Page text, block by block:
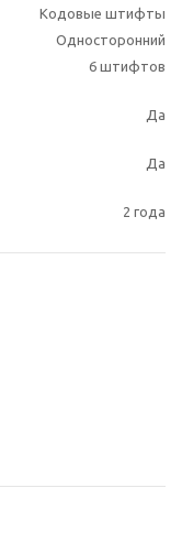
Кодовые штифты
Односторонний
6 штифтов
Да
Да
2 года